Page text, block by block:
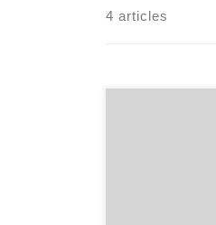
4 articles